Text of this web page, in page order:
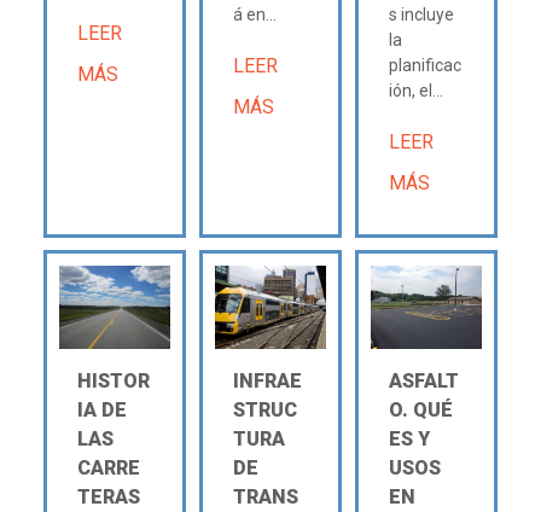
LEER
MÁS
á en...
LEER
MÁS
s incluye
la
planificac
ión, el...
LEER
MÁS
HISTOR
IA DE
LAS
CARRE
TERAS
INFRAE
STRUC
TURA
DE
TRANS
ASFALT
O. QUÉ
ES Y
USOS
EN